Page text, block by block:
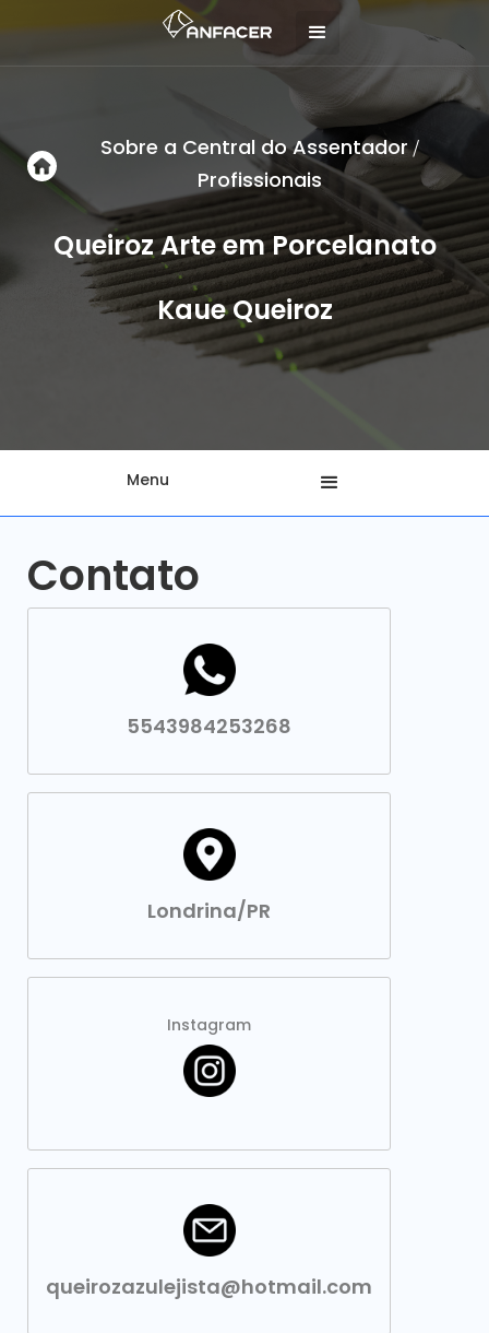
Sobre a Central do Assentador/
Profissionais
Queiroz Arte em Porcelanato
Kaue Queiroz
Menu
Contato
5543984253268
Londrina/PR
Instagram
queirozazulejista@hotmail.com